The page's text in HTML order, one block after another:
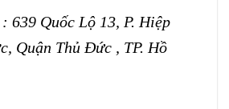
639 Quốc Lộ 13, P. Hiệp
Quận Thủ Đức , TP. Hồ